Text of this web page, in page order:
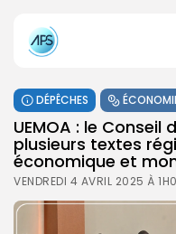
DÉPÊCHES
UEMOA : le
plusieurs textes
économique et
VENDREDI 4 AVRIL 2025 À